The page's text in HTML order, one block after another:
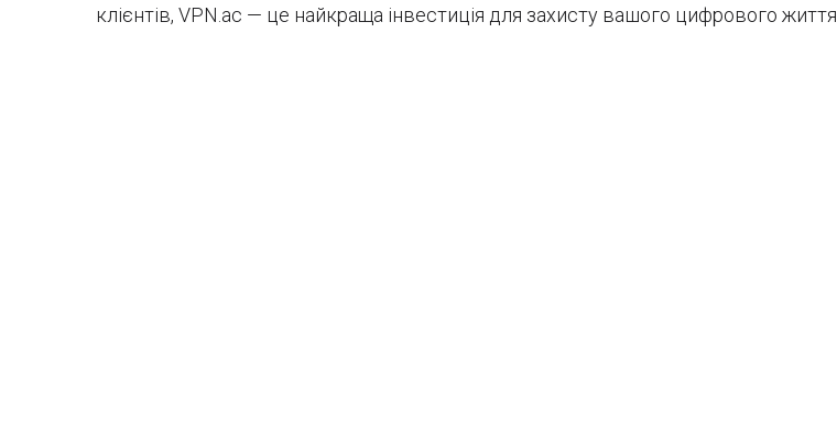
клієнтів, VPN.ac — це найкраща інвестиція для захисту вашого цифрового життя.